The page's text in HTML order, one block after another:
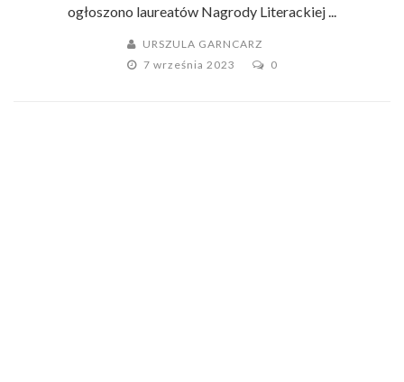
ogłoszono laureatów Nagrody Literackiej ...
URSZULA GARNCARZ
7 września 2023
0